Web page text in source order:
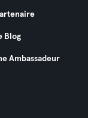
Blog
Ambassadeur